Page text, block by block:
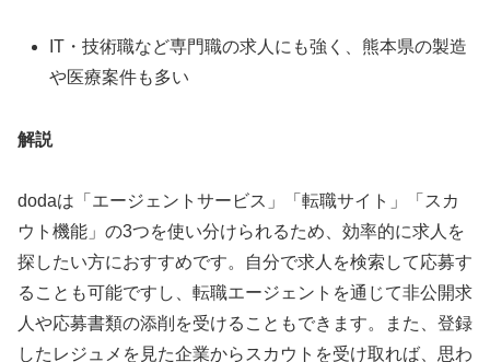
IT・技術職など専門職の求人にも強く、熊本県の製造
や医療案件も多い
解説
dodaは「エージェントサービス」「転職サイト」「スカ
ウト機能」の3つを使い分けられるため、効率的に求人を
探したい方におすすめです。自分で求人を検索して応募す
ることも可能ですし、転職エージェントを通じて非公開求
人や応募書類の添削を受けることもできます。また、登録
したレジュメを見た企業からスカウトを受け取れば、思わ